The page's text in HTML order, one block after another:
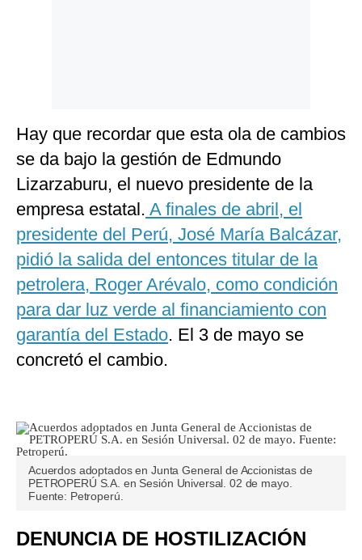
Hay que recordar que esta ola de cambios
se da bajo la gestión de Edmundo
Lizarzaburu, el nuevo presidente de la
empresa estatal. A finales de abril, el
presidente del Perú, José María Balcázar,
pidió la salida del entonces titular de la
petrolera, Roger Arévalo, como condición
para dar luz verde al financiamiento con
garantía del Estado. El 3 de mayo se
concretó el cambio.
Acuerdos adoptados en Junta General de Accionistas de
PETROPERÚ S.A. en Sesión Universal. 02 de mayo.
Fuente: Petroperú.
DENUNCIA DE HOSTILIZACIÓN